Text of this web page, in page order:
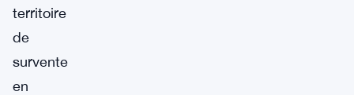
territoire
de
survente
en